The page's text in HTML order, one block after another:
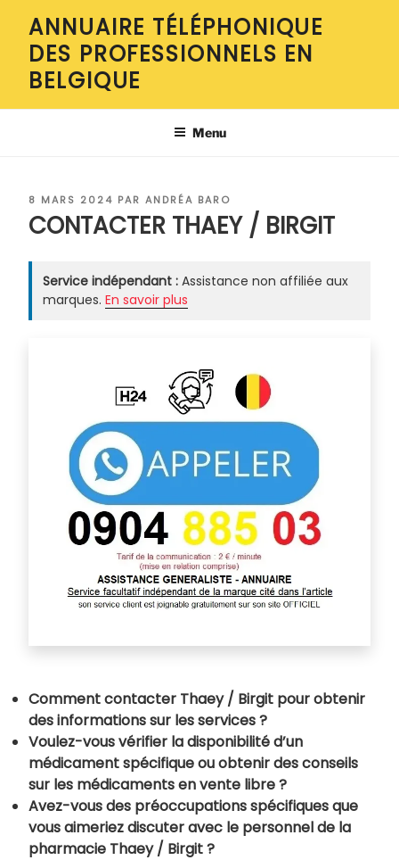
contenu
principal
ANNUAIRE TÉLÉPHONIQUE
DES PROFESSIONNELS EN
BELGIQUE
Menu
PUBLIÉ
LE
8 MARS 2024 PAR ANDRÉA BARO
CONTACTER THAEY / BIRGIT
Service indépendant : Assistance non affiliée aux
marques. En savoir plus
Comment contacter Thaey / Birgit pour obtenir
des informations sur les services ?
Voulez-vous vérifier la disponibilité d’un
médicament spécifique ou obtenir des conseils
sur les médicaments en vente libre ?
Avez-vous des préoccupations spécifiques que
vous aimeriez discuter avec le personnel de la
pharmacie Thaey / Birgit ?